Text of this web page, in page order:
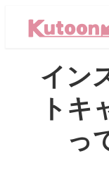
イン
トキ
っ